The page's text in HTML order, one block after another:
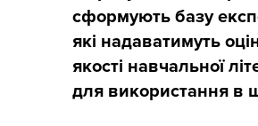
сформують базу
які надаватимуть
якості навчальної
для використання в